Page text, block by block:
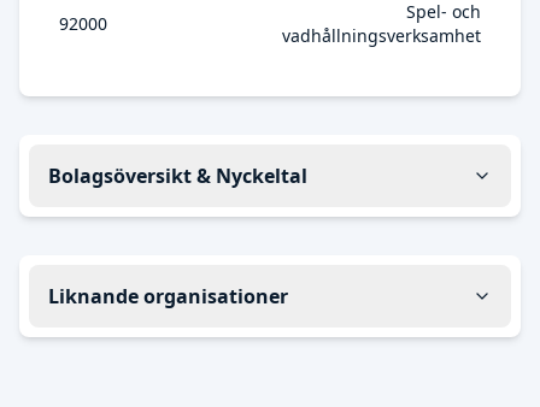
92000
Spel- och
vadhållningsverksamhet
Bolagsöversikt & Nyckeltal
Liknande organisationer